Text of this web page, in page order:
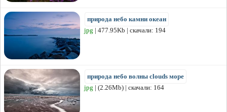
природа небо камни океан
jpg | 477.95Kb | скачали: 194
природа небо волны clouds море
jpg | (2.26Mb) | скачали: 164